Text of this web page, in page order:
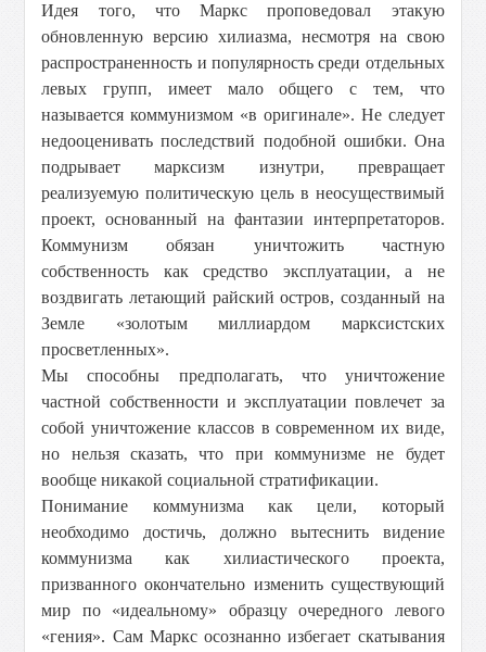
Идея того, что Маркс проповедовал этакую
обновленную версию хилиазма, несмотря на свою
распространенность и популярность среди отдельных
левых групп, имеет мало общего с тем, что
называется коммунизмом «в оригинале». Не следует
недооценивать последствий подобной ошибки. Она
подрывает марксизм изнутри, превращает
реализуемую политическую цель в неосуществимый
проект, основанный на фантазии интерпретаторов.
Коммунизм обязан уничтожить частную
собственность как средство эксплуатации, а не
воздвигать летающий райский остров, созданный на
Земле «золотым миллиардом марксистских
просветленных».
Мы способны предполагать, что уничтожение
частной собственности и эксплуатации повлечет за
собой уничтожение классов в современном их виде,
но нельзя сказать, что при коммунизме не будет
вообще никакой социальной стратификации.
Понимание коммунизма как цели, который
необходимо достичь, должно вытеснить видение
коммунизма как хилиастического проекта,
призванного окончательно изменить существующий
мир по «идеальному» образцу очередного левого
«гения». Сам Маркс осознанно избегает скатывания